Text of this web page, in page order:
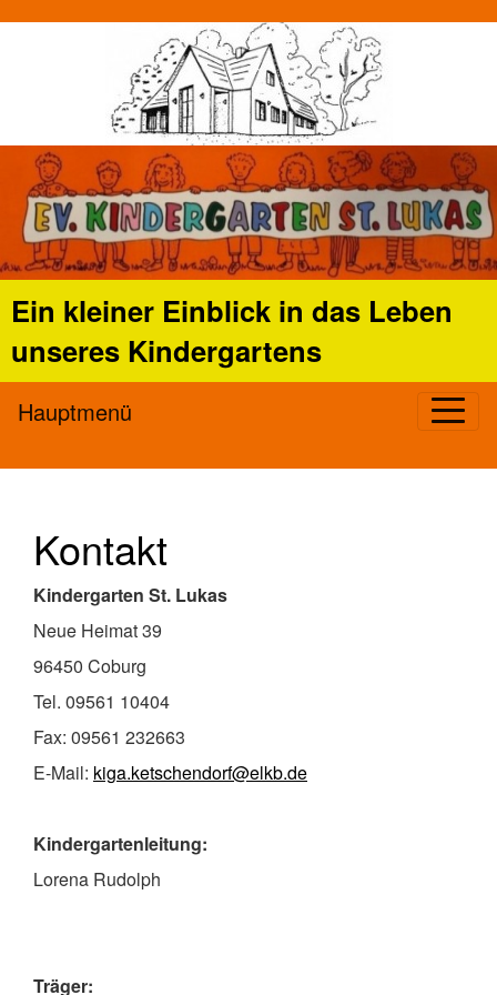
Ein kleiner Einblick in das Leben
unseres Kindergartens
Hauptmenü
Kontakt
Kindergarten St. Lukas
Neue Heimat 39
96450 Coburg
Tel. 09561 10404
Fax: 09561 232663
E-Mail: kiga.ketschendorf@elkb.de
Kindergartenleitung:
Lorena Rudolph
Träger: